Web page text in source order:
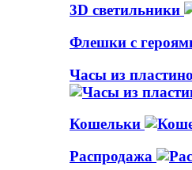
3D светильники
Флешки с
Часы из
Кошельки
Распродажа